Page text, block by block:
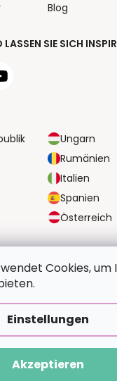
Cookies, um
Einstellungen
Akzeptieren
SIE SICH
Ungarn
Rumänien
Italien
Spanien
Österreich
Blog
BildvomFoto.at. Alle Rechte